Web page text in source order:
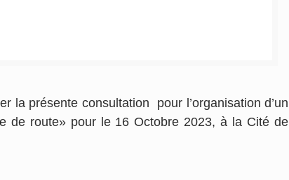
la présente consultation pour l’organisation d’un
de route» pour le 16 Octobre 2023, à la Cité de